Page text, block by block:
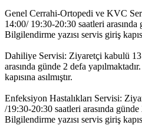
Genel Cerrahi-Ortopedi ve KVC
14:00/ 19:30-20:30 saatleri arasında
Bilgilendirme yazısı servis giriş
Dahiliye Servisi: Ziyaretçi kabulü
arasında günde 2 defa
kapısına asılmıştır.
Enfeksiyon Hastalıkları Servisi:
/19:30-20:30 saatleri arasında günde
Bilgilendirme yazısı servis giriş